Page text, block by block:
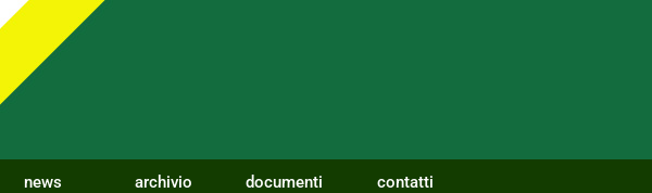
news archivio documenti contatti